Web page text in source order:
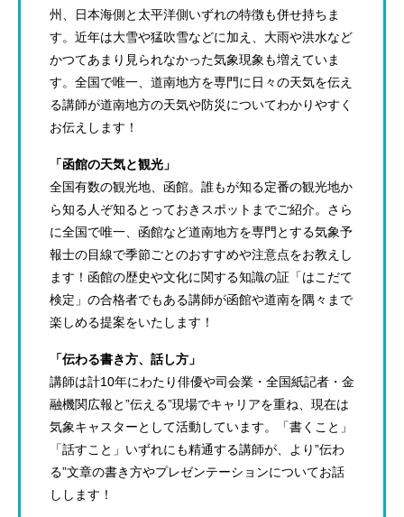
州、日本海側と太平洋側いずれの特徴も併せ持ちま
す。近年は大雪や猛吹雪などに加え、大雨や洪水など
かつてあまり見られなかった気象現象も増えていま
す。全国で唯一、道南地方を専門に日々の天気を伝え
る講師が道南地方の天気や防災についてわかりやすく
お伝えします！
「函館の天気と観光」
全国有数の観光地、函館。誰もが知る定番の観光地か
ら知る人ぞ知るとっておきスポットまでご紹介。さら
に全国で唯一、函館など道南地方を専門とする気象予
報士の目線で季節ごとのおすすめや注意点をお教えし
ます！函館の歴史や文化に関する知識の証「はこだて
検定」の合格者でもある講師が函館や道南を隅々まで
楽しめる提案をいたします！
「伝わる書き方、話し方」
講師は計10年にわたり俳優や司会業・全国紙記者・金
融機関広報と”伝える”現場でキャリアを重ね、現在は
気象キャスターとして活動しています。「書くこと」
「話すこと」いずれにも精通する講師が、より”伝わ
る”文章の書き方やプレゼンテーションについてお話
しします！